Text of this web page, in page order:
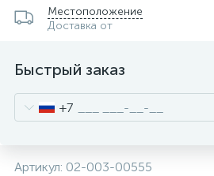
Местоположение
Доставка от
Быстрый заказ
+7
Артикул: 02-003-00555